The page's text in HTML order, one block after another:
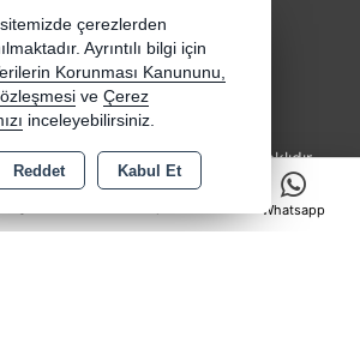
0
Whatsapp
- Tüm hakları saklıdır.
256bit SSL sertifikası ile
çerezlerden
Ayrıntılı bilgi için
Korunması Kanununu,
ve Çerez
inceleyebilirsiniz.
Reddet Kabul Et